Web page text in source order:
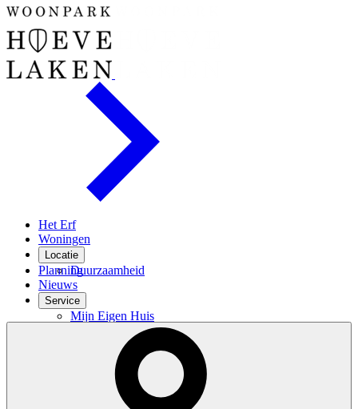
Het Erf
Woningen
Locatie
Duurzaamheid
Planning
Nieuws
Service
Mijn Eigen Huis
Financiele check
Financiering
Woning kopen
Veel gestelde vragen
Over BPD